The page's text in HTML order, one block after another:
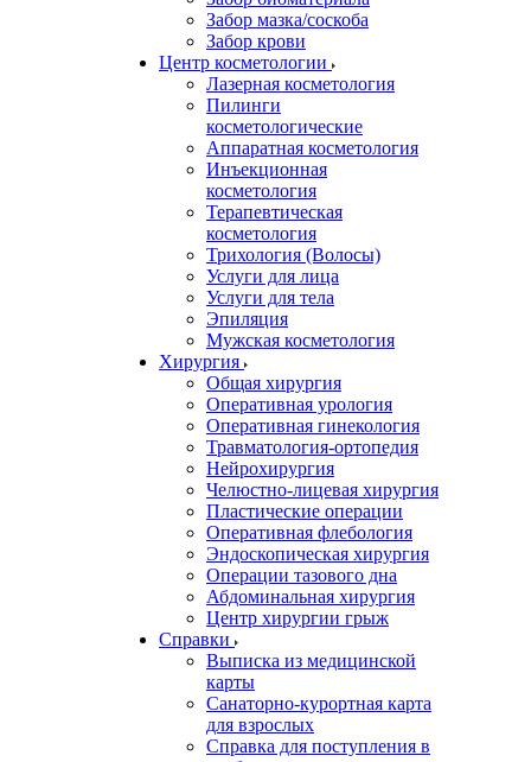
Забор мазка/соскоба
Забор крови
Центр косметологии
Лазерная косметология
Пилинги
косметологические
Аппаратная косметология
Инъекционная
косметология
Терапевтическая
косметология
Трихология (Волосы)
Услуги для лица
Услуги для тела
Эпиляция
Мужская косметология
Хирургия
Общая хирургия
Оперативная урология
Оперативная гинекология
Травматология-ортопедия
Нейрохирургия
Челюстно-лицевая хирургия
Пластические операции
Оперативная флебология
Эндоскопическая хирургия
Операции тазового дна
Абдоминальная хирургия
Центр хирургии грыж
Справки
Выписка из медицинской
карты
Санаторно-курортная карта
для взрослых
Справка для поступления в